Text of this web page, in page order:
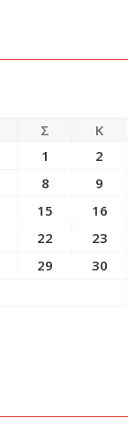
Σ
Κ
1
2
8
9
15
16
22
23
29
30